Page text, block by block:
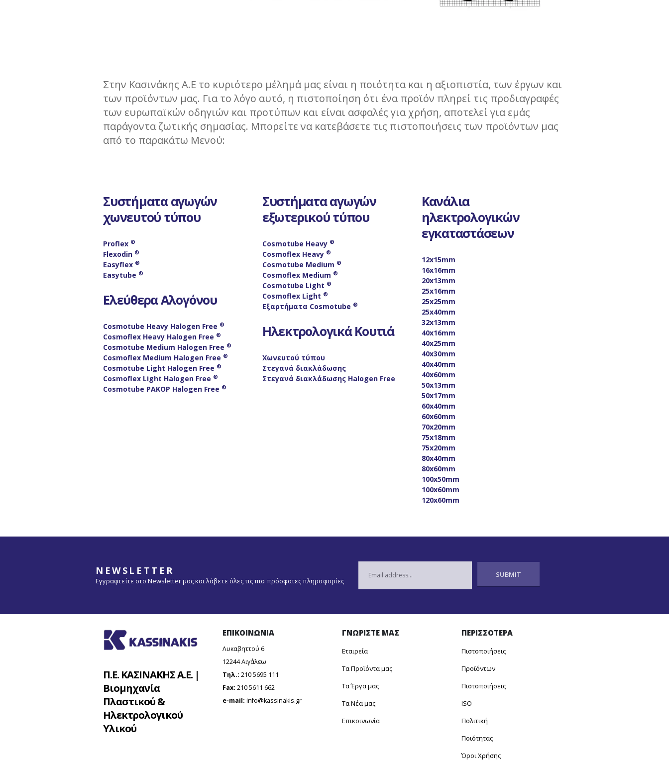
Στην Κασινάκης Α.Ε το κυριότερο μέλημά μας είναι η ποιότητα και η αξιοπιστία, των έργων και
των προϊόντων μας. Για το λόγο αυτό, η πιστοποίηση ότι ένα προϊόν πληρεί τις προδιαγραφές
των ευρωπαϊκών οδηγιών και προτύπων και είναι ασφαλές για χρήση, αποτελεί για εμάς
παράγοντα ζωτικής σημασίας. Μπορείτε να κατεβάσετε τις πιστοποιήσεις των προϊόντων μας
από το παρακάτω Μενού:
Συστήματα αγωγών
χωνευτού τύπου
Proflex ®
Flexodin ®
Easyflex ®
Easytube ®
Ελεύθερα Αλογόνου
Cosmotube Heavy Halogen Free ®
Cosmoflex Heavy Halogen Free ®
Cosmotube Medium Halogen Free ®
Cosmoflex Medium Halogen Free ®
Cosmotube Light Halogen Free ®
Cosmoflex Light Halogen Free ®
Cosmotube ΡΑΚΟΡ Halogen Free ®
Συστήματα αγωγών
εξωτερικού τύπου
Cosmotube Heavy ®
Cosmoflex Heavy ®
Cosmotube Medium ®
Cosmoflex Medium ®
Cosmotube Light ®
Cosmoflex Light ®
Eξαρτήματα Cosmotube ®
Ηλεκτρολογικά Κουτιά
Xωνευτού τύπου
Στεγανά διακλάδωσης
Στεγανά διακλάδωσης Halogen Free
Κανάλια
ηλεκτρολογικών
εγκαταστάσεων
12x15mm
16x16mm
20x13mm
25x16mm
25x25mm
25x40mm
32x13mm
40x16mm
40x25mm
40x30mm
40x40mm
40x60mm
50x13mm
50x17mm
60x40mm
60x60mm
70x20mm
75x18mm
75x20mm
80x40mm
80x60mm
100x50mm
100x60mm
120x60mm
NEWSLETTER
Εγγραφτείτε στο Newsletter μας και λάβετε όλες τις πιο πρόσφατες πληροφορίες
Π.Ε. ΚΑΣΙΝΑΚΗΣ Α.Ε. |
Βιομηχανία
Πλαστικού &
Ηλεκτρολογικού
Υλικού
ΕΠΙΚΟΙΝΩΝΙΑ
Λυκαβηττού 6
12244 Aιγάλεω
Τηλ.: 210 5695 111
Fax: 210 5611 662
e-mail: info@kassinakis.gr
ΓΝΩΡΙΣΤΕ ΜΑΣ
Εταιρεία
Τα Προϊόντα μας
Τα Έργα μας
Τα Νέα μας
Επικοινωνία
ΠΕΡΙΣΣΟΤΕΡΑ
Πιστοποιήσεις
Προϊόντων
Πιστοποιήσεις
ISO
Πολιτική
Ποιότητας
Όροι Χρήσης